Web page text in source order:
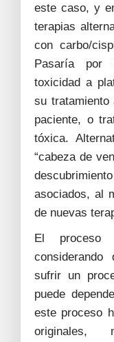
este caso, y
terapias
con carbo/
Pasaría por
toxicidad a
su
paciente, o
tóxica.
“cabeza de
asociados, al
de nuevas
El
sufrir un
puede
este proceso
originales,